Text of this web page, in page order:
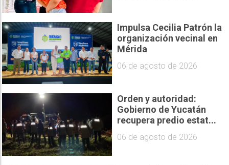
Impulsa Cecilia Patrón la
organización vecinal en
Mérida
06 de agosto de 2026
Orden y autoridad:
Gobierno de Yucatán
recupera predio estat...
06 de agosto de 2026